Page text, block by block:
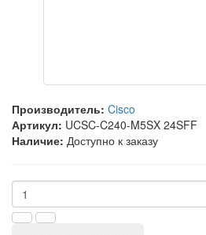
Производитель: Cisco
Артикул: UCSC-C240-M5SX 24SFF
Наличие: Доступно к заказу